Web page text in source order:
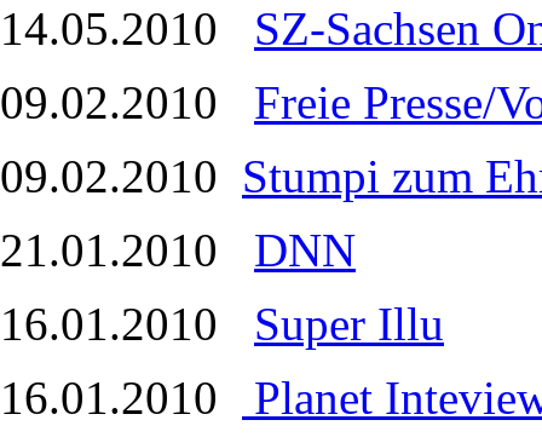
14.05.2010 SZ-Sachsen
09.02.2010 Freie Presse/
09.02.2010 Stumpi zum
21.01.2010 DNN
16.01.2010 Super Illu
16.01.2010
Planet